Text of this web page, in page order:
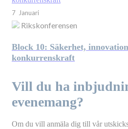
7 Januari
Rikskonferensen
Block 10: Säkerhet,
konkurrenskraft
Vill du ha
evenemang?
Om du vill anmäla dig till vår